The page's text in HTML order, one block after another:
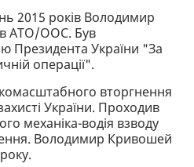
2015 років Володимир
АТО/ООС. Був
Президента України "За
операції".
вторгнення
України. Проходив
механіка-водія взводу
Володимир Кривошей